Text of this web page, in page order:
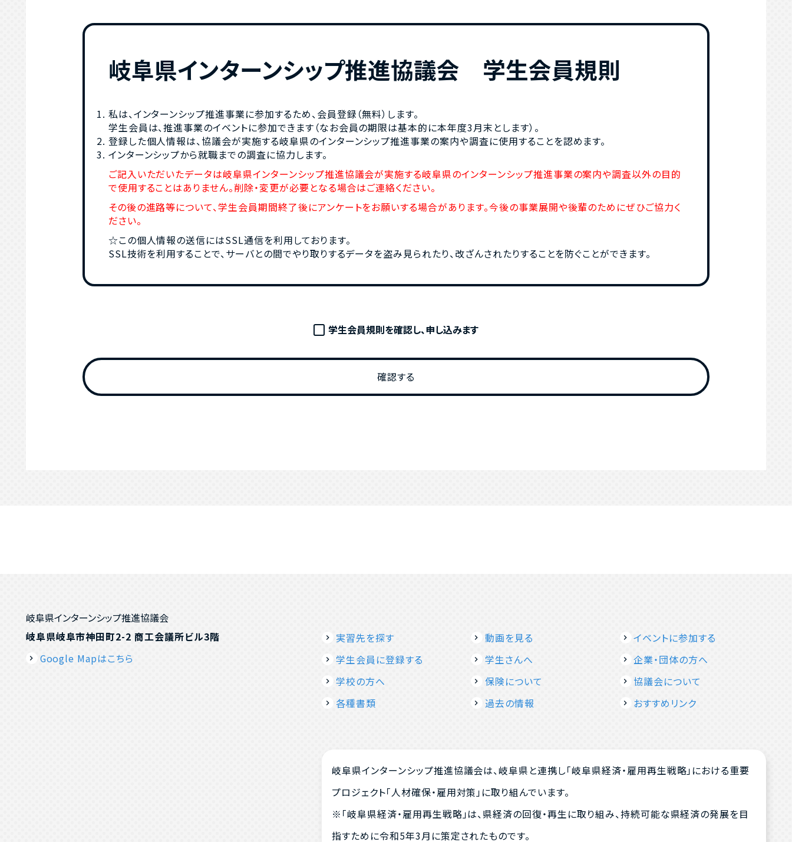
岐阜県インターンシップ推進協議会 学生会員規則
私は、インターンシップ推進事業に参加するため、会員登録（無料）します。
学生会員は、推進事業のイベントに参加できます（なお会員の期限は基本的に本年度3月末とします）。
登録した個人情報は、協議会が実施する岐阜県のインターンシップ推進事業の案内や調査に使用することを認めます。
インターンシップから就職までの調査に協力します。
ご記入いただいたデータは岐阜県インターンシップ推進協議会が実施する岐阜県のインターンシップ推進事業の案内や調査以外の目的
で使用することはありません。削除・変更が必要となる場合はご連絡ください。
その後の進路等について、学生会員期間終了後にアンケートをお願いする場合があります。今後の事業展開や後輩のためにぜひご協力く
ださい。
☆この個人情報の送信にはSSL通信を利用しております。
SSL技術を利用することで、サーバとの間でやり取りするデータを盗み見られたり、改ざんされたりすることを防ぐことができます。
学生会員規則を確認し、申し込みます
確認する
岐阜県インターンシップ推進協議会
岐阜県岐阜市神田町2-2 商工会議所ビル3階
Google Mapはこちら
実習先を探す 動画を見る
イベントに参加する
学生会員に登録する
学生さんへ
企業・団体の方へ
学校の方へ
保険について
協議会について
各種書類
過去の情報 おすすめリンク
岐阜県インターンシップ推進協議会は、岐阜県と連携し「岐阜県経済・雇用再生戦略」における重要
プロジェクト「人材確保・雇用対策」に取り組んでいます。
※「岐阜県経済・雇用再生戦略」は、県経済の回復・再生に取り組み、持続可能な県経済の発展を目
指すために令和5年3月に策定されたものです。